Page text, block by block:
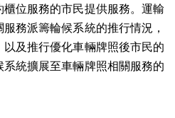
位服務的市民提供服務。運輸
務派籌輪候系統的推行情況，
及推行優化車輛牌照後市民的
統擴展至車輛牌照相關服務的